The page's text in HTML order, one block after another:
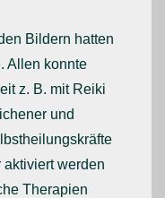
Bildern hatten
Allen konnte
z. B. mit Reiki
und
werden
Therapien